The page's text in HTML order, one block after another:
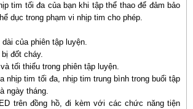
tim tối đa của bạn khi tập thể thao để đảm bảo
dục trong phạm vi nhịp tim cho phép.
của phiên tập luyện.
đốt cháy.
tối thiểu trong phiên tập luyện.
nhịp tim tối đa, nhịp tim trung bình trong buổi tập
ngày tháng.
trên đồng hồ, đi kèm với các chức năng tiện